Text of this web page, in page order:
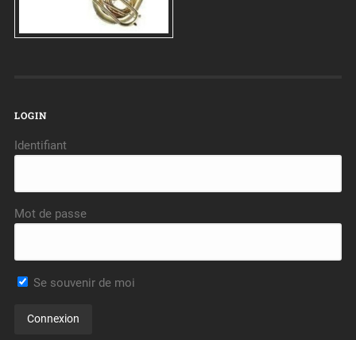
LOGIN
Identifiant
Mot de passe
Se souvenir de moi